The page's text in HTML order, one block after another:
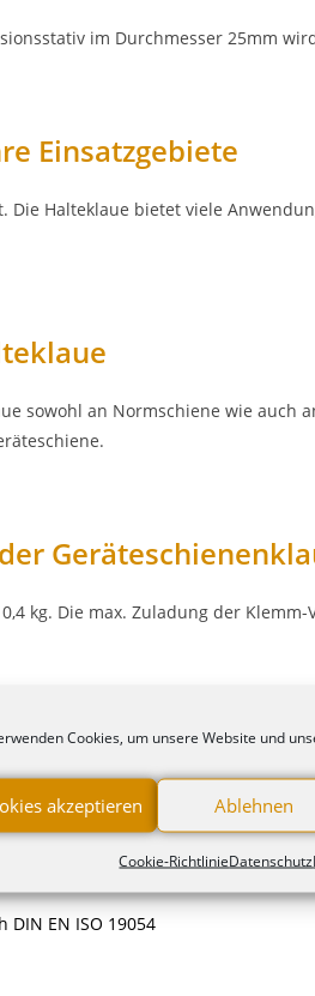
Cookies, um unsere Website und
akzeptieren Ablehnen
Cookie-RichtlinieDatenschutz
im Durchmesser 25mm
Einsatzgebiete
Halteklaue bietet viele
sowohl an Normschiene wie
kg. Die max. Zuladung der
Ø 25 mm für
EN ISO 19054